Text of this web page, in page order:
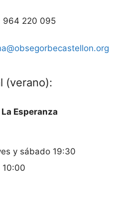
220 095
(verano):
La Esperanza
y sábado 19:30
10:00